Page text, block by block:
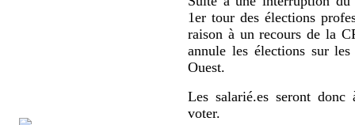
1er tour des élections
raison à un recours de la
annule les élections sur
Ouest.
Les salarié.es seront
voter.